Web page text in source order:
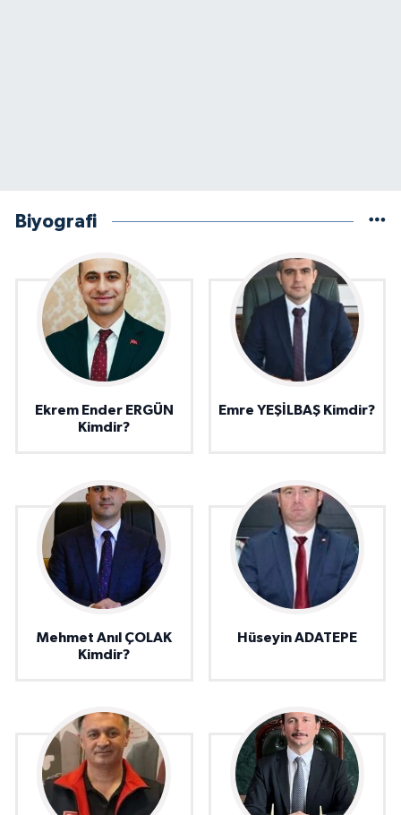
Biyografi
Ekrem Ender ERGÜN
Kimdir?
Emre YEŞİLBAŞ Kimdir?
Mehmet Anıl ÇOLAK
Kimdir?
Hüseyin ADATEPE